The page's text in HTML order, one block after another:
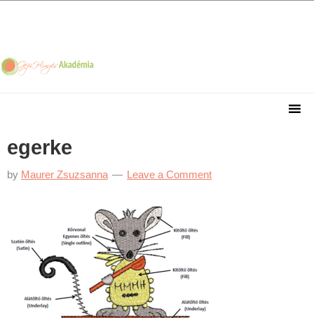
navigation
content
sidebar
egerke
by Maurer Zsuzsanna Leave a Comment